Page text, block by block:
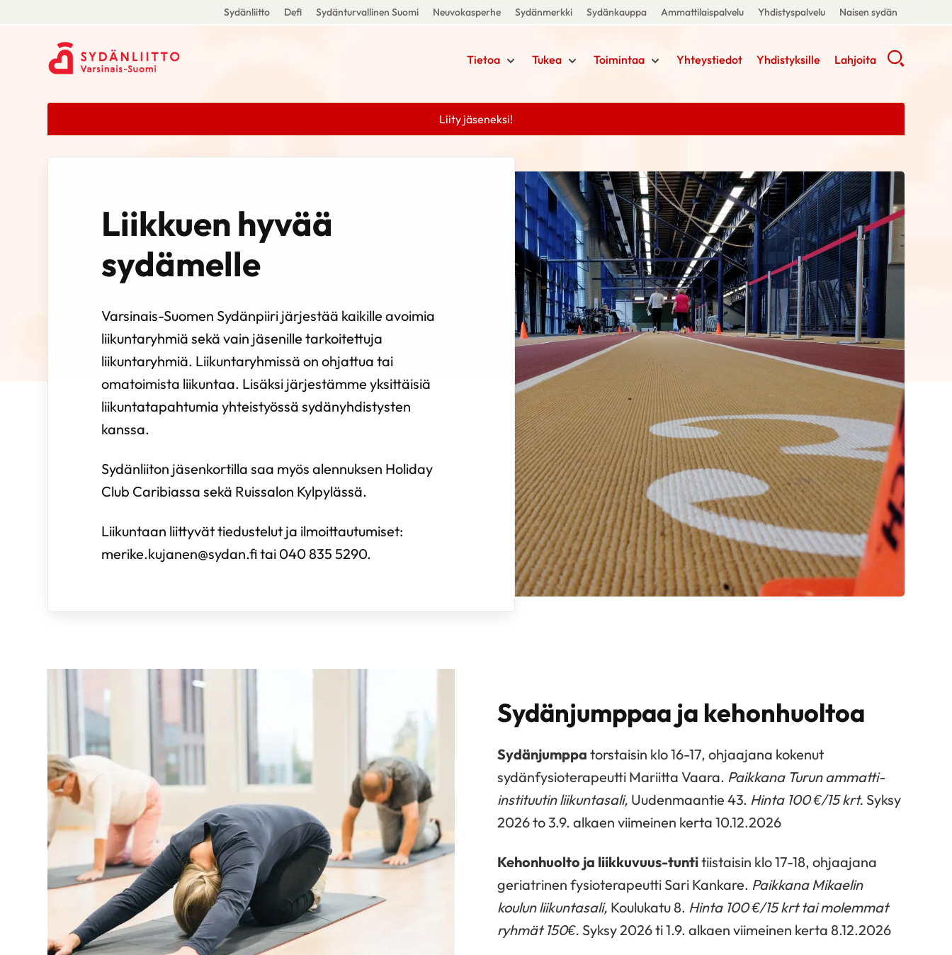
Sydänliitto Defi Sydänturvallinen Suomi Neuvokasperhe Sydänmerkki Sydänkauppa Ammattilaispalvelu Yhdistyspalvelu Naisen sydän
Tietoa Tukea Toimintaa Yhteystiedot Yhdistyksille Lahjoita
Liity jäseneksi!
Liikkuen hyvää
sydämelle
Varsinais-Suomen Sydänpiiri järjestää kaikille avoimia
liikuntaryhmiä sekä vain jäsenille tarkoitettuja
liikuntaryhmiä. Liikuntaryhmissä on ohjattua tai
omatoimista liikuntaa. Lisäksi järjestämme yksittäisiä
liikuntatapahtumia yhteistyössä sydänyhdistysten
kanssa.
Sydänliiton jäsenkortilla saa myös alennuksen Holiday
Club Caribiassa sekä Ruissalon Kylpylässä.
Liikuntaan liittyvät tiedustelut ja ilmoittautumiset:
merike.kujanen@sydan.fi tai 040 835 5290.
Sydänjumppaa ja kehonhuoltoa
Sydänjumppa torstaisin klo 16-17, ohjaajana kokenut
sydänfysioterapeutti Mariitta Vaara. Paikkana Turun ammatti-
instituutin liikuntasali, Uudenmaantie 43. Hinta 100 €/15 krt. Syksy
2026 to 3.9. alkaen viimeinen kerta 10.12.2026
Kehonhuolto ja liikkuvuus-tuntitiistaisin klo 17-18, ohjaajana
geriatrinen fysioterapeutti Sari Kankare. Paikkana Mikaelin
koulun liikuntasali, Koulukatu 8. Hinta 100 €/15 krt tai molemmat
ryhmät 150€. Syksy 2026 ti 1.9. alkaen viimeinen kerta 8.12.2026